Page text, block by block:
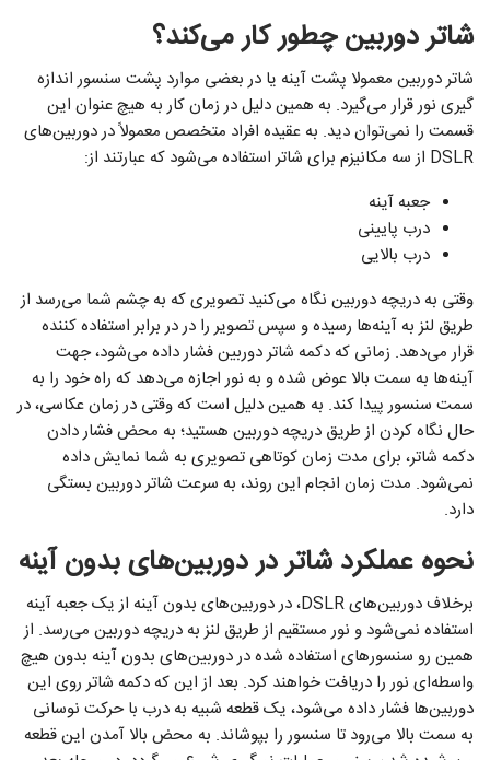
شاتر دوربین چطور کار می‌کند؟
شاتر دوربین معمولا پشت آینه یا در بعضی موارد پشت سنسور اندازه
گیری نور قرار می‌گیرد. به همین دلیل در زمان کار به هیچ عنوان این
قسمت را نمی‌توان دید. به عقیده افراد متخصص معمولاً در دوربین‌های
DSLR از سه مکانیزم برای شاتر استفاده می‌شود که عبارتند از:
جعبه آینه
درب پایینی
درب بالایی
وقتی به دریچه دوربین نگاه می‌کنید تصویری که به چشم شما می‌رسد از
طریق لنز به آینه‌ها رسیده و سپس تصویر را در در برابر استفاده کننده
قرار می‌دهد. زمانی که دکمه شاتر دوربین فشار داده می‌شود، جهت
آینه‌ها به سمت بالا عوض شده و به نور اجازه می‌دهد که راه خود را به
سمت سنسور پیدا کند. به همین دلیل است که وقتی در زمان عکاسی، در
حال نگاه کردن از طریق دریچه دوربین هستید؛ به محض فشار دادن
دکمه شاتر، برای مدت زمان کوتاهی تصویری به شما نمایش داده
نمی‌شود. مدت زمان انجام این روند، به سرعت شاتر دوربین بستگی
دارد.
نحوه عملکرد شاتر در دوربین‌های بدون آینه
برخلاف دوربین‌های DSLR، در دوربین‌های بدون آینه از یک جعبه آینه
استفاده نمی‌شود و نور مستقیم از طریق لنز به دریچه دوربین می‌رسد. از
همین رو سنسورهای استفاده شده در دوربین‌های بدون آینه بدون هیچ
واسطه‌ای نور را دریافت خواهند کرد. بعد از این که دکمه شاتر روی این
دوربین‌ها فشار داده می‌شود، یک قطعه شبیه به درب با حرکت نوسانی
به سمت بالا می‌رود تا سنسور را بپوشاند. به محض بالا آمدن این قطعه